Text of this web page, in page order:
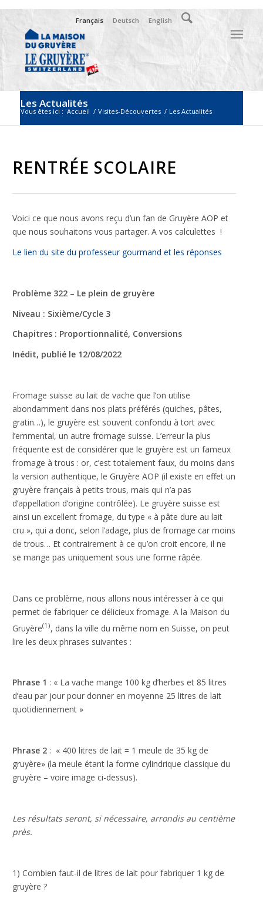
Français Deutsch English
Les Actualités
Vous êtes ici : Accueil / Visites-Découvertes / Les Actualités
RENTRÉE SCOLAIRE
Voici ce que nous avons reçu d’un fan de Gruyère AOP et
que nous souhaitons vous partager. A vos calculettes !
Le lien du site du professeur gourmand et les réponses
Problème 322 – Le plein de gruyère
Niveau : Sixième/Cycle 3
Chapitres : Proportionnalité, Conversions
Inédit, publié le 12/08/2022
Fromage suisse au lait de vache que l’on utilise
abondamment dans nos plats préférés (quiches, pâtes,
gratin…), le gruyère est souvent confondu à tort avec
l’emmental, un autre fromage suisse. L’erreur la plus
fréquente est de considérer que le gruyère est un fameux
fromage à trous : or, c’est totalement faux, du moins dans
la version authentique, le Gruyère AOP (il existe en effet un
gruyère français à petits trous, mais qui n’a pas
d’appellation d’origine contrôlée). Le gruyère suisse est
ainsi un excellent fromage, du type « à pâte dure au lait
cru », qui a donc, selon l’adage, plus de fromage car moins
de trous… Et contrairement à ce qu’on croit encore, il ne
se mange pas uniquement sous une forme râpée.
Dans ce problème, nous allons nous intéresser à ce qui
permet de fabriquer ce délicieux fromage. A la Maison du
Gruyère(1), dans la ville du même nom en Suisse, on peut
lire les deux phrases suivantes :
Phrase 1 : « La vache mange 100 kg d’herbes et 85 litres
d’eau par jour pour donner en moyenne 25 litres de lait
quotidiennement »
Phrase 2 : « 400 litres de lait = 1 meule de 35 kg de
gruyère» (la meule étant la forme cylindrique classique du
gruyère – voire image ci-dessus).
Les résultats seront, si nécessaire, arrondis au centième
près.
1) Combien faut-il de litres de lait pour fabriquer 1 kg de
gruyère ?
sont
Statistiques
Afin que
puissions
améliorer la
fonctionnalité
et la
structure du
site Web, en
fonction de la
façon dont le
site Web est
utilisé.
site Web
fonctionne
aussi bien que
cookies,
certaines
Marketing
lorsque vous
voir du